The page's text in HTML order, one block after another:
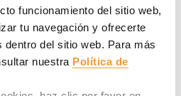
funcionamiento del sitio web,
tu navegación y ofrecerte
del sitio web. Para más
nuestra Política de
Fernández